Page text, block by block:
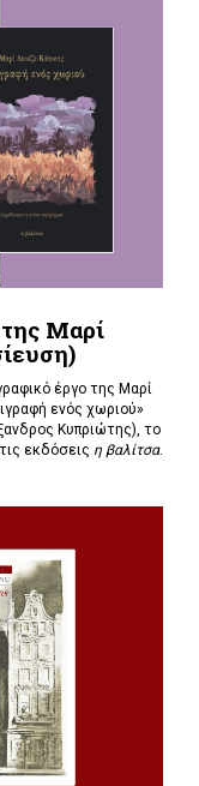
Μαρί
έργο της Μαρί
ενός χωριού»
Κυπριώτης), το
εκδόσεις η βαλίτσα.